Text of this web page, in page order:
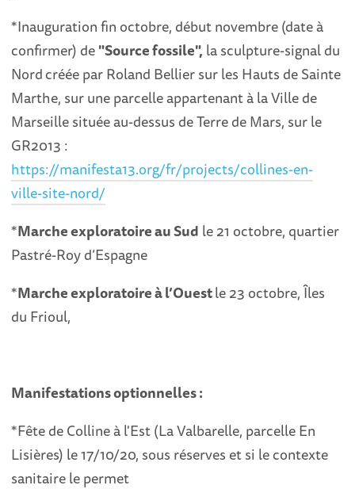
*Inauguration fin octobre, début novembre (date à
confirmer) de"Source fossile", la sculpture-signal du
Nordcréée par Roland Bellier sur les Hauts de Sainte
Marthe, sur une parcelle appartenant à la Ville de
Marseille située au-dessus de Terre de Mars, sur le
GR2013 :
https://manifesta13.org/fr/projects/collines-en-
ville-site-nord/
*Marche exploratoire au Sud le 21 octobre, quartier
Pastré-Roy d’Espagne
*Marche exploratoire à l’Ouestle 23 octobre, Îles
du Frioul,
Manifestations optionnelles :
*Fête de Colline à l'Est (La Valbarelle, parcelle En
Lisières) le 17/10/20, sous réserves et si le contexte
sanitaire le permet